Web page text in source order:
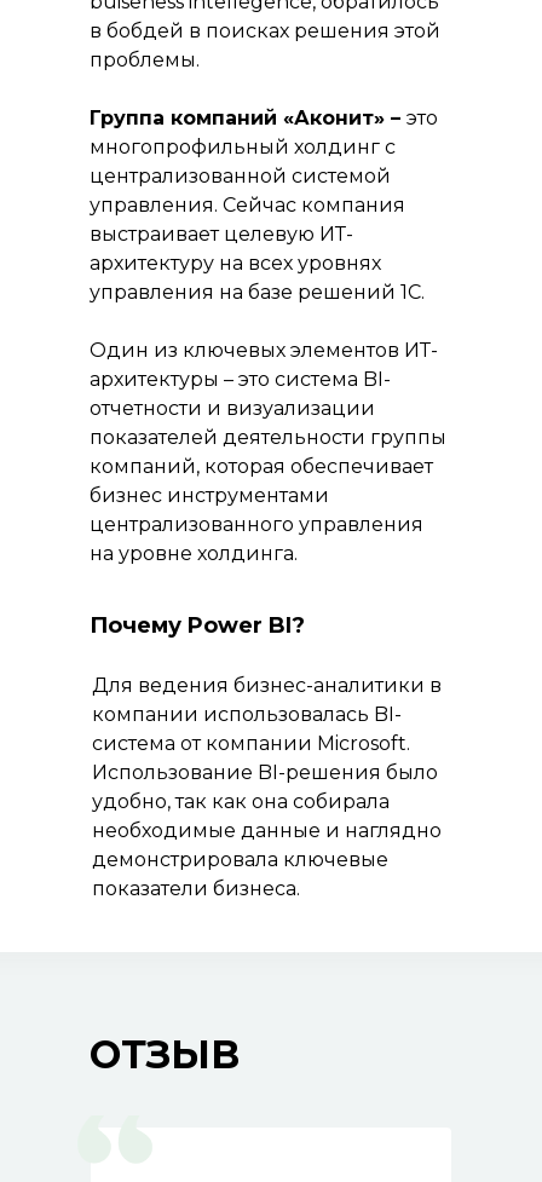
в бобдей в поисках решения этой
проблемы.
Группа компаний «Аконит» – это
многопрофильный холдинг с
централизованной системой
управления. Сейчас компания
выстраивает целевую ИТ-
архитектуру на всех уровнях
управления на базе решений 1С.
Один из ключевых элементов ИТ-
архитектуры – это система BI-
отчетности и визуализации
показателей деятельности группы
компаний, которая обеспечивает
бизнес инструментами
централизованного управления
на уровне холдинга.
Почему Power BI?
Для ведения бизнес-аналитики в
компании использовалась BI-
система от компании Microsoft.
Использование BI-решения было
удобно, так как она собирала
необходимые данные и наглядно
демонстрировала ключевые
показатели бизнеса.
ОТЗЫВ